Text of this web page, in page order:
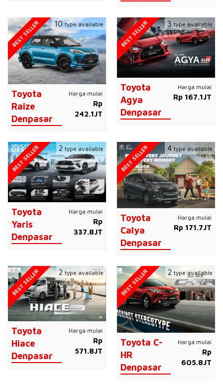
Toyota
Raize
Denpasar
Harga mulai
Rp
242.1JT
BEST SELLER 10 type available
Toyota
Agya
Denpasar
Harga mulai
Rp 167.1JT
BEST SELLER 3type available
Toyota
Yaris
Denpasar
Harga mulai
Rp
337.8JT
BEST SELLER 2type available
Toyota
Calya
Denpasar
Harga mulai
Rp 171.7JT
BEST SELLER 4 type available
Toyota
Hiace
Denpasar
Harga mulai
Rp
571.8JT
BEST SELLER 2type available
Toyota C-
HR
Denpasar
Harga mulai
Rp
605.8JT
BEST SELLER 2 type available